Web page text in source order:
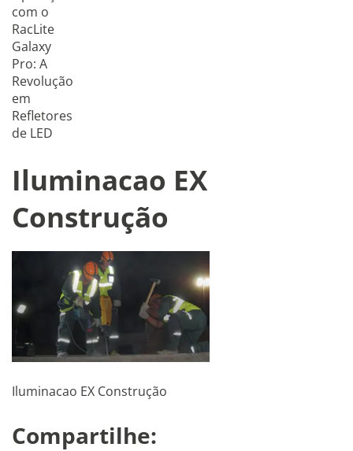
com o
RacLite
Galaxy
Pro: A
Revolução
em
Refletores
de LED
Iluminacao EX
Construção
Iluminacao EX Construção
Compartilhe: